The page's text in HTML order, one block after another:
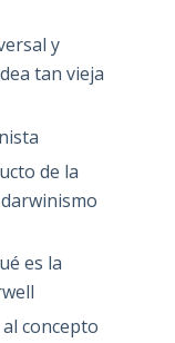
y
tan vieja
de la
es la
concepto